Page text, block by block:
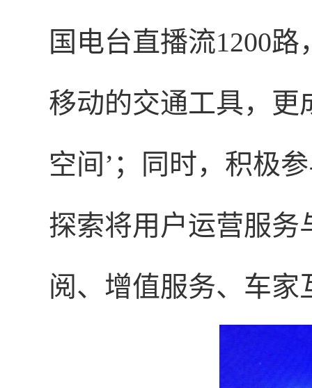
国电台直播流1200
移动的交通工具，更
空间’；同时，积极
探索将用户运营服务
阅、增值服务、车家